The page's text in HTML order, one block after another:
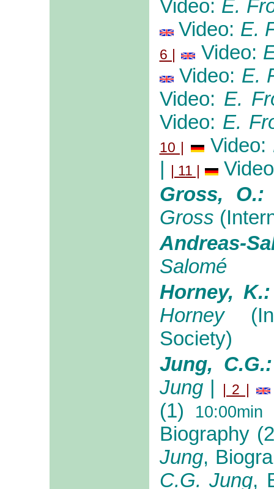
Video: E.
Video: E.
6 | Video:
Video: E.
Video: E.
Video: E.
10 | Video:
| | 11 |
Gross,
Gross
Andreas-
Salomé
Horney,
Horney
Society)
Jung,
Jung | | 2 |
(1) 10:00min
Biography
Jung,
C.G. Jung,